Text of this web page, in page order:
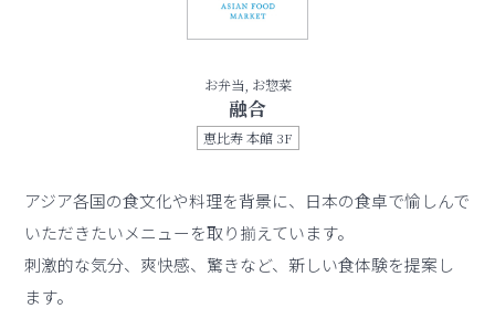
お弁当, お惣菜
融合
恵比寿 本館 3F
アジア各国の食文化や料理を背景に、日本の食卓で愉しんで
いただきたいメニューを取り揃えています。
刺激的な気分、爽快感、驚きなど、新しい食体験を提案し
ます。